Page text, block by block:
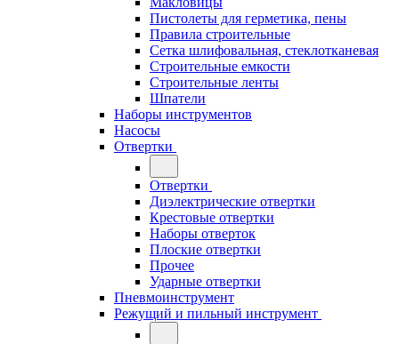
Пистолеты для герметика, пены
Правила строительные
Сетка шлифовальная, стеклотканевая
Строительные емкости
Строительные ленты
Шпатели
Наборы инструментов
Насосы
Отвертки
Отвертки
Диэлектрические отвертки
Крестовые отвертки
Наборы отверток
Плоские отвертки
Прочее
Ударные отвертки
Пневмоинструмент
Режущий и пильный инструмент